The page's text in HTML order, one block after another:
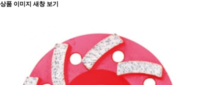
상품 이미지 새창 보기